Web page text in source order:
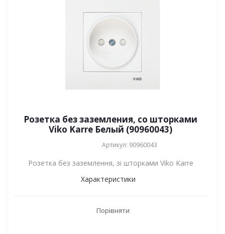
Розетка без заземления, со шторками
Viko Karre Белый (90960043)
Артикул: 90960043
Розетка без заземлення, зі шторками Viko Karre
Характеристики
Порівняти